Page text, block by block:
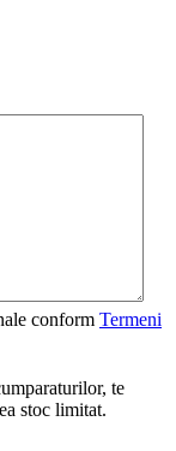
conform Termeni
te
stoc limitat.